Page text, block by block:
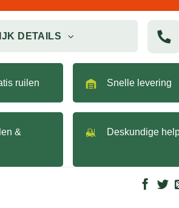
DETAILS
ruilen Snelle levering
&
Deskundige